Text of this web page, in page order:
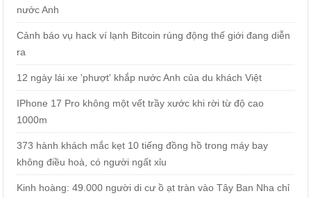
nước Anh
Cảnh báo vụ hack ví lạnh Bitcoin rúng động thế giới đang diễn
ra
12 ngày lái xe 'phượt' khắp nước Anh của du khách Việt
IPhone 17 Pro không một vết trầy xước khi rời từ độ cao
1000m
373 hành khách mắc kẹt 10 tiếng đồng hồ trong máy bay
không điều hoà, có người ngất xỉu
Kinh hoàng: 49.000 người di cư ồ ạt tràn vào Tây Ban Nha chỉ